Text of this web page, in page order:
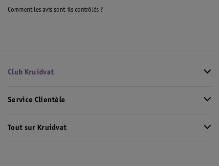
Comment les avis sont-ils contrôlés ?
Club Kruidvat
Service Clientèle
Tout sur Kruidvat